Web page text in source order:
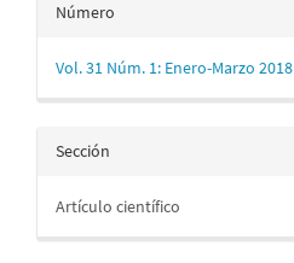
Número
Vol. 31 Núm. 1: Enero-Marzo 2018
Sección
Artículo científico